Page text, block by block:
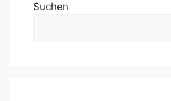
Suchen